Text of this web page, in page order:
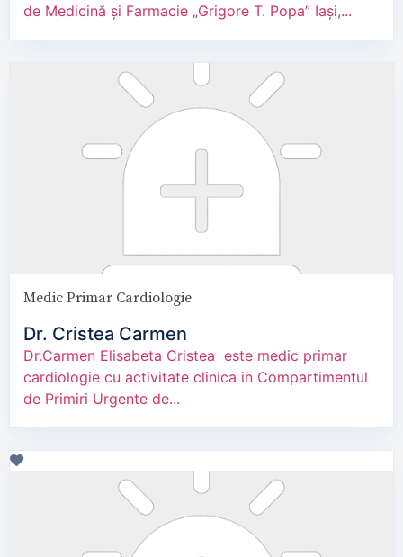
de Medicină și Farmacie „Grigore T. Popa” Iași,...
Medic Primar Cardiologie
Dr. Cristea Carmen
Dr.Carmen Elisabeta Cristea este medic primar
cardiologie cu activitate clinica in Compartimentul
de Primiri Urgente de...